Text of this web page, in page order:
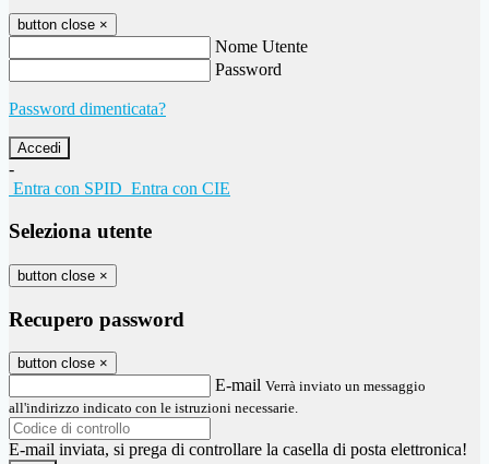
button close ×
Nome Utente
Password
Password dimenticata?
-
Entra con SPID Entra con CIE
Seleziona utente
button close ×
Recupero password
button close ×
E-mail Verrà inviato un messaggio
all'indirizzo indicato con le istruzioni necessarie.
E-mail inviata, si prega di controllare la casella di posta elettronica!